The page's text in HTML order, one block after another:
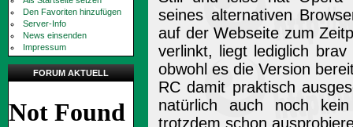
Den Favoriten hinzufügen
Server-Info
News einsenden
Impressum
FORUM AKTUELL
seines alternativen
auf der Webseite zum
verlinkt, liegt lediglich
obwohl es die Version
RC damit praktisch
natürlich auch noch
trotzdem schon